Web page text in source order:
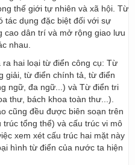
thế giới tự nhiên và xã hội. Từ
tác dụng đặc biệt đối với sự
cao dân trí và mở rộng giao lưu
nhau.
hai loại từ điển công cụ: Từ
giải, từ điển chính tả, từ điển
ngữ, đa ngữ...) và Từ điển tri
thư, bách khoa toàn thư...).
cũng đều được biên soạn trên
tổng thể) và cấu trúc vi mô
xem xét cấu trúc hai mặt này
hình từ điển của nước ta hiện